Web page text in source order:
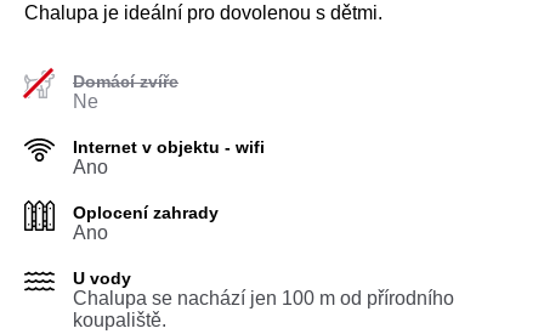
Chalupa je ideální pro dovolenou s dětmi.
Domácí zvíře
Ne
Internet v objektu - wifi
Ano
Oplocení zahrady
Ano
U vody
Chalupa se nachází jen 100 m od přírodního
koupaliště.